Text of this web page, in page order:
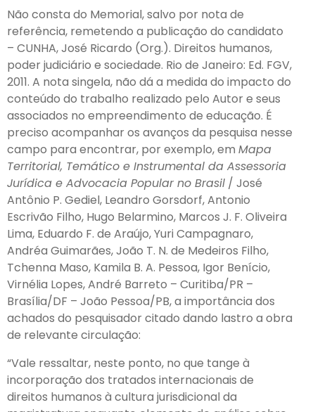
Não consta do Memorial, salvo por nota de
referência, remetendo a publicação do candidato
– CUNHA, José Ricardo (Org.). Direitos humanos,
poder judiciário e sociedade. Rio de Janeiro: Ed. FGV,
2011. A nota singela, não dá a medida do impacto do
conteúdo do trabalho realizado pelo Autor e seus
associados no empreendimento de educação. É
preciso acompanhar os avanços da pesquisa nesse
campo para encontrar, por exemplo, em Mapa
Territorial, Temático e Instrumental da Assessoria
Jurídica e Advocacia Popular no Brasil / José
Antônio P. Gediel, Leandro Gorsdorf, Antonio
Escrivão Filho, Hugo Belarmino, Marcos J. F. Oliveira
Lima, Eduardo F. de Araújo, Yuri Campagnaro,
Andréa Guimarães, João T. N. de Medeiros Filho,
Tchenna Maso, Kamila B. A. Pessoa, Igor Benício,
Virnélia Lopes, André Barreto – Curitiba/PR –
Brasília/DF – João Pessoa/PB, a importância dos
achados do pesquisador citado dando lastro a obra
de relevante circulação:
“Vale ressaltar, neste ponto, no que tange à
incorporação dos tratados internacionais de
direitos humanos à cultura jurisdicional da